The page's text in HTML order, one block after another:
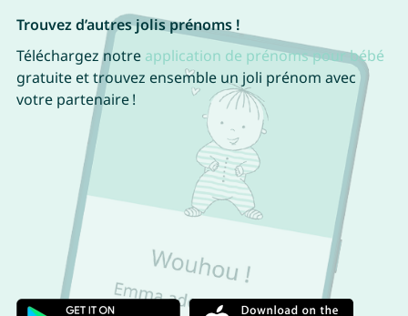
Trouvez d’autres jolis prénoms !
Téléchargez notre application de prénoms pour bébé
gratuite et trouvez ensemble un joli prénom avec
votre partenaire !